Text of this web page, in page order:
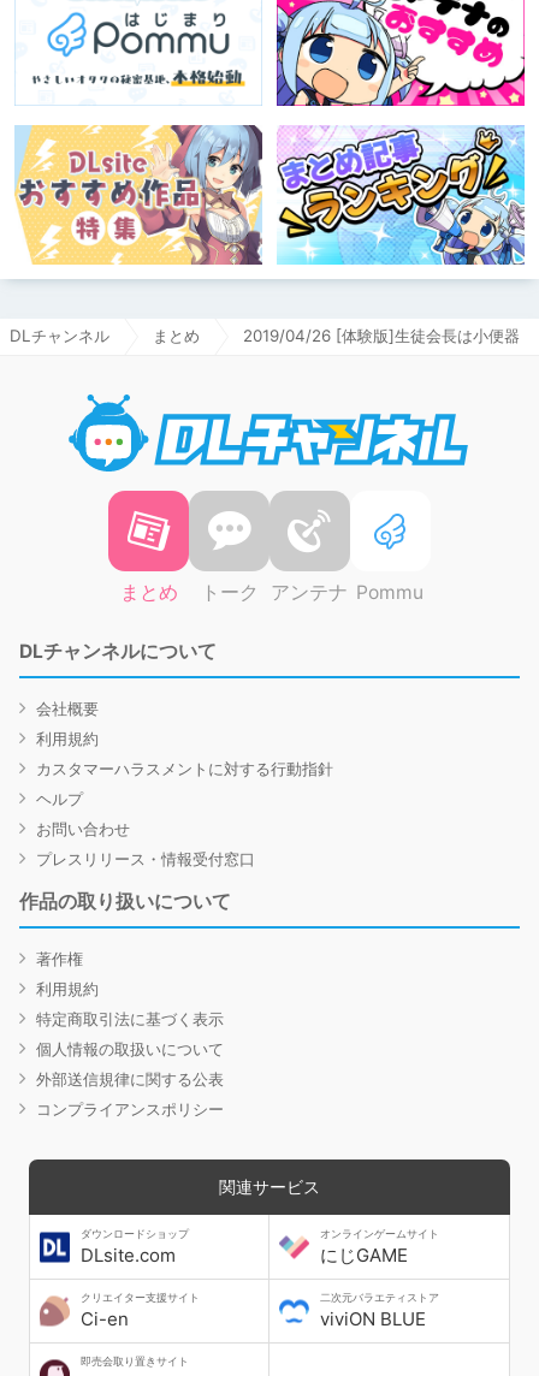
DLチャンネル まとめ 2019/04/26 [体験版]生徒会長は小便器
まとめ トーク アンテナ Pommu
DLチャンネルについて
会社概要
利用規約
カスタマーハラスメントに対する行動指針
ヘルプ
お問い合わせ
プレスリリース・情報受付窓口
作品の取り扱いについて
著作権
利用規約
特定商取引法に基づく表示
個人情報の取扱いについて
外部送信規律に関する公表
コンプライアンスポリシー
関連サービス
ダウンロードショップ
DLsite.com
オンラインゲームサイト
にじGAME
クリエイター支援サイト
Ci-en
二次元バラエティストア
viviON BLUE
即売会取り置きサイト